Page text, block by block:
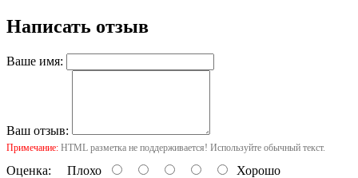
Написать отзыв
Ваше имя:
Ваш отзыв:
Примечание: HTML разметка не поддерживается! Используйте обычный текст.
Оценка: Плохо Хорошо